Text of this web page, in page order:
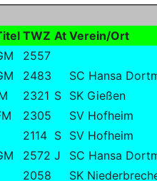
TWZ At Verein/Ort
2557
2483
SC Hansa
2321 S SK Gießen
2305
SV Hofheim
2114 S SV Hofheim
2572 J
SC Hansa
2058
SK